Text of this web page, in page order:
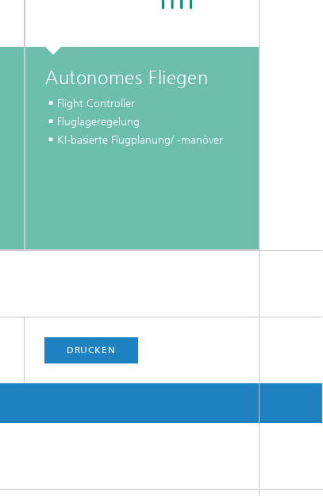
Autonomes Fliegen
Flight Controller
Fluglageregelung
KI-basierte Flugplanung/ -manöver
DRUCKEN